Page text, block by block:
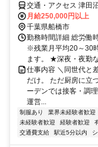
交通・アクセス 津田
月給250,000円以上
千葉県船橋市
勤務時間詳細 総労働
※残業月平均20～30
ます。 ★深夜・夜勤
仕事内容 ＼同世代と
だけ。 ただ厨房に立
ーデンでは接客・調
運営...
制服あり 業界未経験者歓迎
未経験者歓迎
経験者歓迎
交通費支給
駅近5分以内